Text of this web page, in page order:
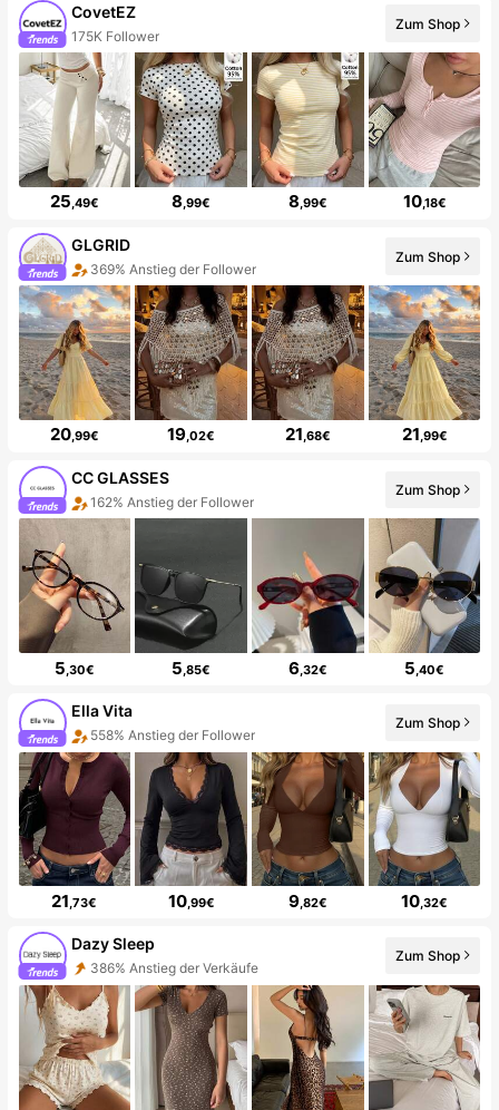
CovetEZ
175K Follower
Zum Shop
25,49€ 8,99€ 8,99€ 10,18€
GLGRID
369% Anstieg der Follower
Zum Shop
20,99€ 19,02€ 21,68€ 21,99€
CC GLASSES
162% Anstieg der Follower
Zum Shop
5 ,30€ 5 ,85€ 6 ,32€ 5 ,40€
Ella Vita
558% Anstieg der Follower
Zum Shop
21 ,73€ 10,99€ 9,82€ 10 ,32€
Dazy Sleep
386% Anstieg der Verkäufe
Zum Shop